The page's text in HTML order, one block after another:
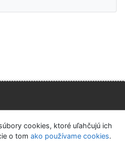
nám Nastavenie cookies
cookies, ktoré uľahčujú ich
o tom ako používame cookies.